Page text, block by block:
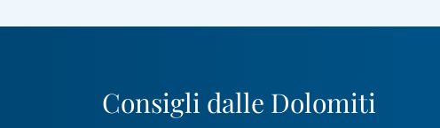
Consigli dalle Dolomiti